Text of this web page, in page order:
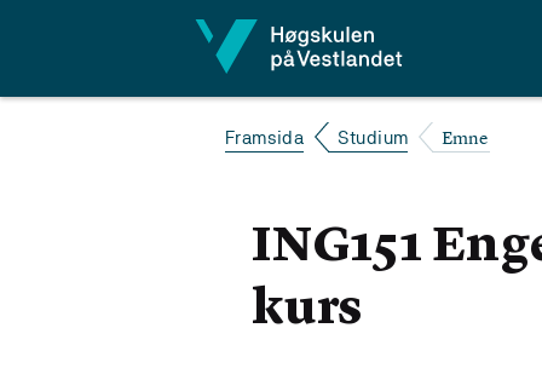
Framsida Studium Emne
ING151
kurs